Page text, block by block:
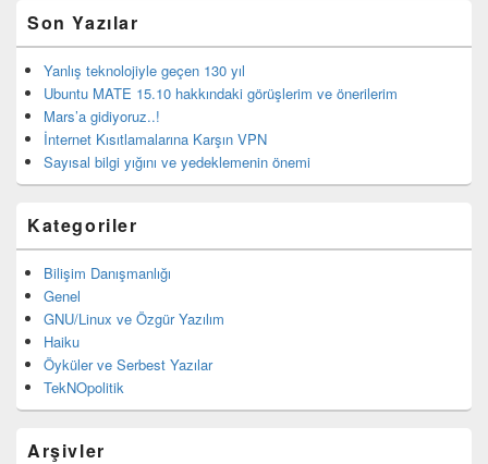
Son Yazılar
Yanlış teknolojiyle geçen 130 yıl
Ubuntu MATE 15.10 hakkındaki görüşlerim ve önerilerim
Mars’a gidiyoruz..!
İnternet Kısıtlamalarına Karşın VPN
Sayısal bilgi yığını ve yedeklemenin önemi
Kategoriler
Bilişim Danışmanlığı
Genel
GNU/Linux ve Özgür Yazılım
Haiku
Öyküler ve Serbest Yazılar
TekNOpolitik
Arşivler